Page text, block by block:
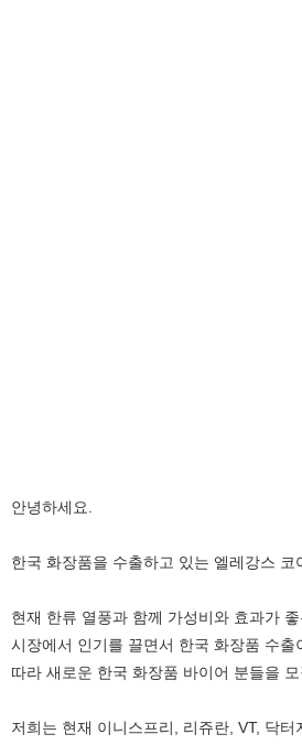
안녕하세요.
한국 화장품을 수출하고 있는 엘레강스 코
현재 한류 열풍과 함께 가성비와 효과가
시장에서 인기를 끌면서 한국 화장품 수출
따라 새로운 한국 화장품 바이어 분들을
저희는 현재 이니스프리, 리쥬란, VT, 닥